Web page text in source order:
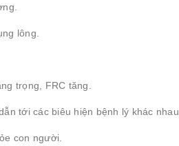
lông.
trọng, FRC tăng.
tới các biêu hiện bệnh lý khác nhau
con người.